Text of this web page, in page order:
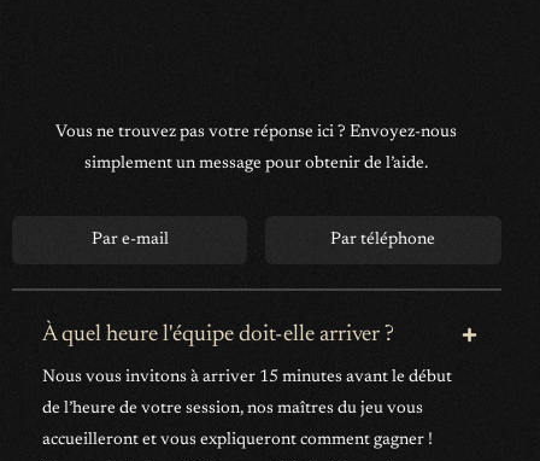
Vous ne trouvez pas votre réponse ici ?Envoyez-nous
simplement un message pour obtenir de l’aide.
Par e-mail Par téléphone
À quel heure l'équipe doit-elle arriver ?
Nous vous invitons à arriver 15 minutes avant le début
de l’heure de votre session, nos maîtres du jeu vous
accueilleront et vous expliqueront comment gagner !